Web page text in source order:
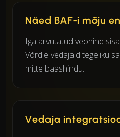
Näed BAF-i mõju
Iga arvutatud veohind
Võrdle vedajaid tegeliku
mitte baashindu.
Vedaja